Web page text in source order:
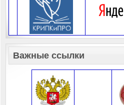
Важные ссылки